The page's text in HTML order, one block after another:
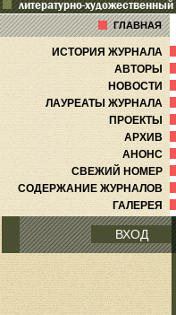
литературно-
ГЛАВНАЯ
ИСТОРИЯ
ЛАУРЕАТЫ
СВЕЖИЙ
СОДЕРЖАНИЕ
ВХОД